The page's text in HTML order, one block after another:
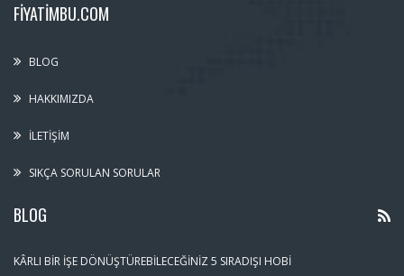
FIYATIMBU.COM
BLOG
HAKKIMIZDA
İLETIŞIM
SIKÇA SORULAN SORULAR
BLOG
KÂRLI BIR İŞE DÖNÜŞTÜREBILECEĞINIZ 5 SIRADIŞI HOBI